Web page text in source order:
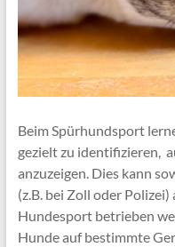
Beim Spürhundsport
gezielt zu identifizieren,
anzuzeigen. Dies kann
(z.B. bei Zoll oder
Hundesport betrieben
Hunde auf bestimmte